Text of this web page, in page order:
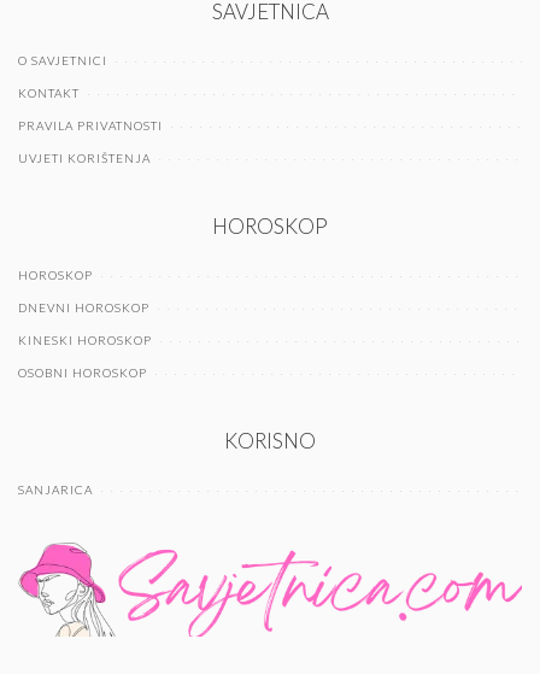
SAVJETNICA
O SAVJETNICI
KONTAKT
PRAVILA PRIVATNOSTI
UVJETI KORIŠTENJA
HOROSKOP
HOROSKOP
DNEVNI HOROSKOP
KINESKI HOROSKOP
OSOBNI HOROSKOP
KORISNO
SANJARICA